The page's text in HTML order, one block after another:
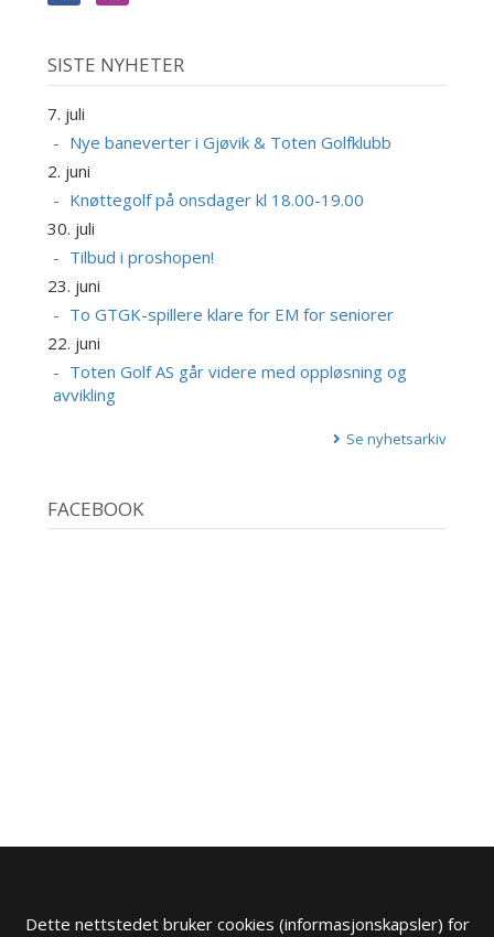
SISTE NYHETER
7. juli
Nye baneverter i Gjøvik & Toten Golfklubb
2. juni
Knøttegolf på onsdager kl 18.00-19.00
30. juli
Tilbud i proshopen!
23. juni
To GTGK-spillere klare for EM for seniorer
22. juni
Toten Golf AS går videre med oppløsning og
avvikling
Se nyhetsarkiv
FACEBOOK
Dette nettstedet bruker cookies (informasjonskapsler) for